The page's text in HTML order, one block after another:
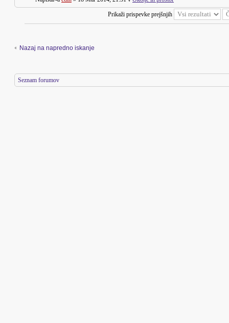
Prikaži prispevke prejšnjih
Nazaj na napredno iskanje
Seznam forumov